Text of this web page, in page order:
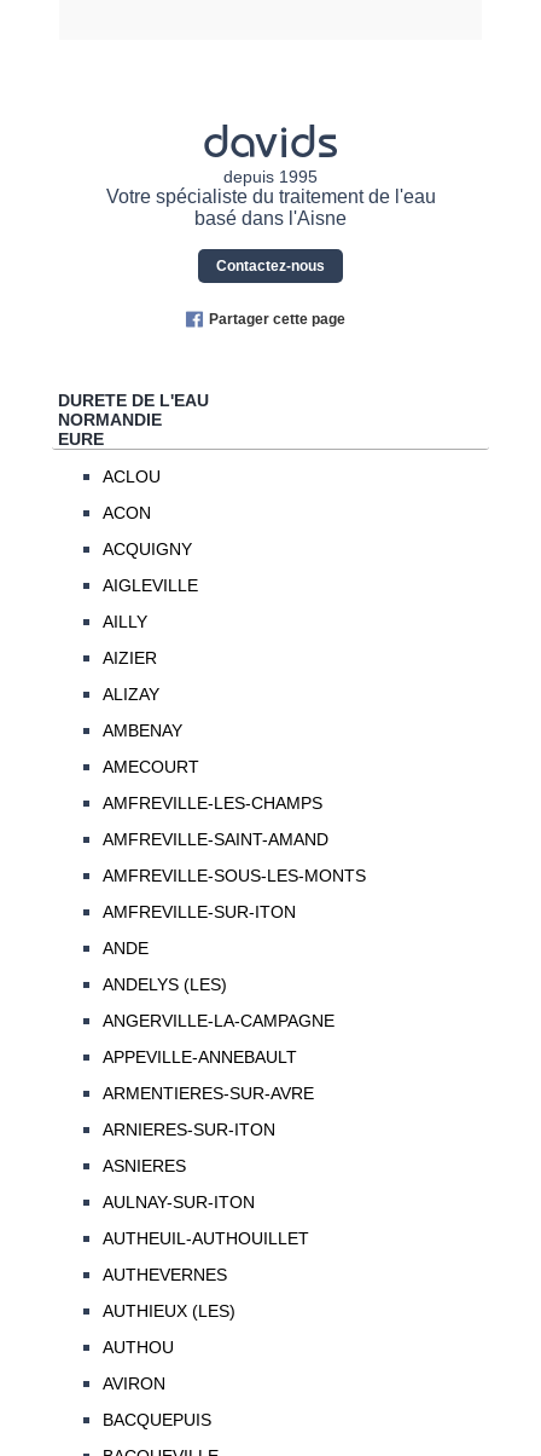
davids
depuis 1995
Votre spécialiste du traitement de l'eau
basé dans l'Aisne
Contactez-nous
Partager cette page
DURETE DE L'EAU
NORMANDIE
EURE
ACLOU
ACON
ACQUIGNY
AIGLEVILLE
AILLY
AIZIER
ALIZAY
AMBENAY
AMECOURT
AMFREVILLE-LES-CHAMPS
AMFREVILLE-SAINT-AMAND
AMFREVILLE-SOUS-LES-MONTS
AMFREVILLE-SUR-ITON
ANDE
ANDELYS (LES)
ANGERVILLE-LA-CAMPAGNE
APPEVILLE-ANNEBAULT
ARMENTIERES-SUR-AVRE
ARNIERES-SUR-ITON
ASNIERES
AULNAY-SUR-ITON
AUTHEUIL-AUTHOUILLET
AUTHEVERNES
AUTHIEUX (LES)
AUTHOU
AVIRON
BACQUEPUIS